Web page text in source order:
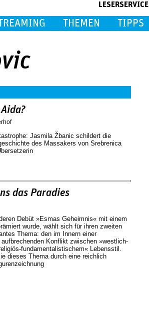
LESERSERVICE
THEMEN TIPPS
Jasmila Žbanic schildert die
des Massakers von Srebrenica
das Paradies
Debüt »Esmas Geheimnis« mit einem
wurde, wählt sich für ihren zweiten
Thema: den im Innern einer
aufbrechenden Konflikt zwischen »westlich-
fundamentalistischem« Lebensstil.
dieses Thema durch eine reichlich